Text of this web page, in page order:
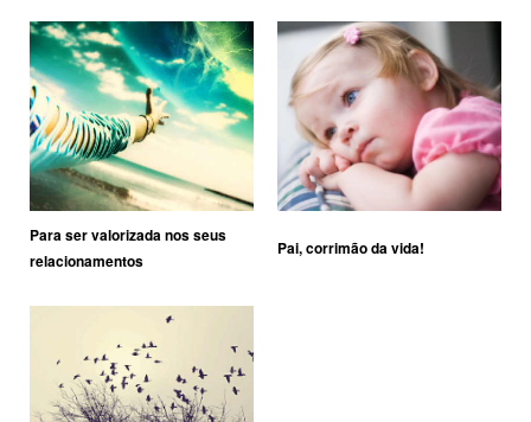
Para ser valorizada nos seus
relacionamentos
Pai, corrimão da vida!